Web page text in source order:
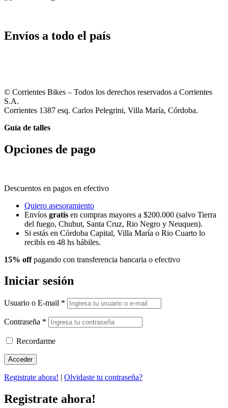
Envíos a todo el país
© Corrientes Bikes – Todos los derechos reservados a Corrientes
S.A.
Corrientes 1387 esq. Carlos Pelegrini, Villa María, Córdoba.
Guía de talles
Opciones de pago
Descuentos en pagos en efectivo
Quiero asesoramiento
Envíos gratis en compras mayores a $200.000 (salvo Tierra
del fuego, Chubut, Santa Cruz, Rio Negro y Neuquen).
Si estás en Córdoba Capital, Villa María o Rio Cuarto lo
recibís en 48 hs hábiles.
15% offpagando con transferencia bancaria o efectivo
Iniciar sesión
Usuario o E-mail *
Contraseña *
Recordarme
Registrate ahora! | Olvidaste tu contraseña?
Registrate ahora!